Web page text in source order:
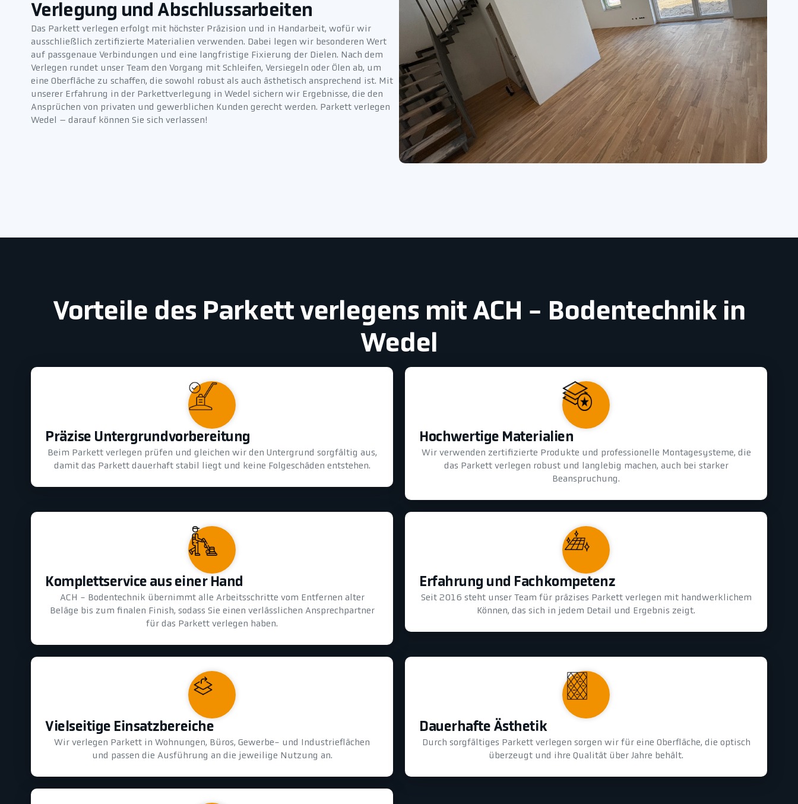
Verlegung und Abschlussarbeiten
Das Parkett verlegen erfolgt mit höchster Präzision und in Handarbeit, wofür wir
ausschließlich zertifizierte Materialien verwenden. Dabei legen wir besonderen Wert
auf passgenaue Verbindungen und eine langfristige Fixierung der Dielen. Nach dem
Verlegen rundet unser Team den Vorgang mit Schleifen, Versiegeln oder Ölen ab, um
eine Oberfläche zu schaffen, die sowohl robust als auch ästhetisch ansprechend ist. Mit
unserer Erfahrung in der Parkettverlegung in Wedel sichern wir Ergebnisse, die den
Ansprüchen von privaten und gewerblichen Kunden gerecht werden. Parkett verlegen
Wedel – darauf können Sie sich verlassen!
Vorteile des Parkett verlegens mit ACH - Bodentechnik in
Wedel
Präzise Untergrundvorbereitung
Beim Parkett verlegen prüfen und gleichen wir den Untergrund sorgfältig aus,
damit das Parkett dauerhaft stabil liegt und keine Folgeschäden entstehen.
Hochwertige Materialien
Wir verwenden zertifizierte Produkte und professionelle Montagesysteme, die
das Parkett verlegen robust und langlebig machen, auch bei starker
Beanspruchung.
Komplettservice aus einer Hand
ACH - Bodentechnik übernimmt alle Arbeitsschritte vom Entfernen alter
Beläge bis zum finalen Finish, sodass Sie einen verlässlichen Ansprechpartner
für das Parkett verlegen haben.
Erfahrung und Fachkompetenz
Seit 2016 steht unser Team für präzises Parkett verlegen mit handwerklichem
Können, das sich in jedem Detail und Ergebnis zeigt.
Vielseitige Einsatzbereiche
Wir verlegen Parkett in Wohnungen, Büros, Gewerbe- und Industrieflächen
und passen die Ausführung an die jeweilige Nutzung an.
Dauerhafte Ästhetik
Durch sorgfältiges Parkett verlegen sorgen wir für eine Oberfläche, die optisch
überzeugt und ihre Qualität über Jahre behält.